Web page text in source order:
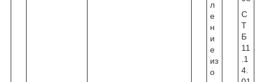
л
е
н
и
е
из
о
С
Т
Б
11
.1
4.